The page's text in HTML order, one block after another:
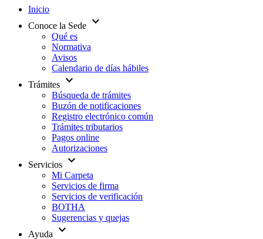
Inicio
Conoce la Sede expand_more
Qué es
Normativa
Avisos
Calendario de días hábiles
Trámites expand_more
Búsqueda de trámites
Buzón de notificaciones
Registro electrónico común
Trámites tributarios
Pagos online
Autorizaciones
Servicios expand_more
Mi Carpeta
Servicios de firma
Servicios de verificación
BOTHA
Sugerencias y quejas
Ayuda
expand_more